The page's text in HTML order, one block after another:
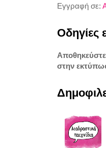
Εγγραφή σε:
Οδηγίες
στην